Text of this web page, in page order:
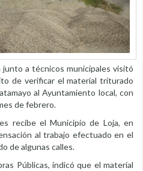
junto a técnicos municipales visitó
de verificar el material triturado
al Ayuntamiento local, con
de febrero.
recibe el Municipio de Loja, en
al trabajo efectuado en el
de algunas calles.
Públicas, indicó que el material